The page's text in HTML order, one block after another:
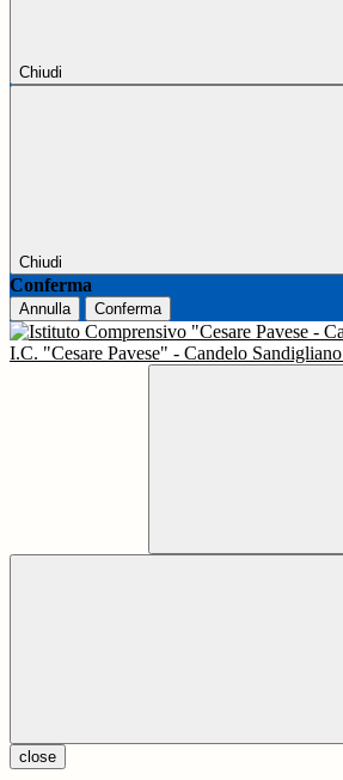
Chiudi
Chiudi
Conferma
Annulla Conferma
I.C. "Cesare Pavese" - Candelo Sandigliano
close